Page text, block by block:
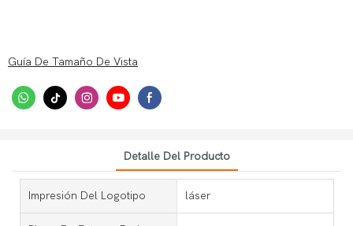
Guía De Tamaño De Vista
Detalle Del Producto
Impresión Del Logotipo láser